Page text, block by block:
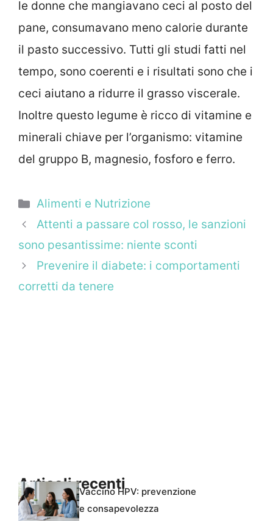
le donne che mangiavano ceci al posto del
pane, consumavano meno calorie durante
il pasto successivo. Tutti gli studi fatti nel
tempo, sono coerenti e i risultati sono che i
ceci aiutano a ridurre il grasso viscerale.
Inoltre questo legume è ricco di vitamine e
minerali chiave per l’organismo: vitamine
del gruppo B, magnesio, fosforo e ferro.
Categorie
Alimenti e Nutrizione
Attenti a passare col rosso, le sanzioni
sono pesantissime: niente sconti
Prevenire il diabete: i comportamenti
corretti da tenere
Articoli recentiVaccino HPV: prevenzione
e consapevolezza